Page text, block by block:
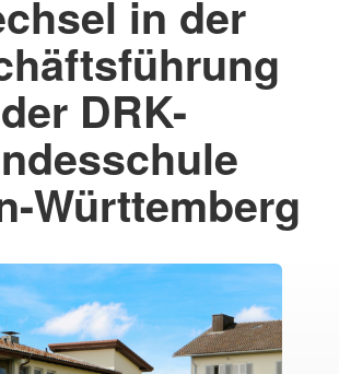
in der
der DRK-
Württemberg